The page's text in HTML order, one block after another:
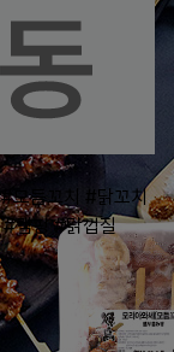
#모듬꼬치
#닭꼬치
#캠핑 #닭껍질